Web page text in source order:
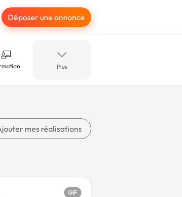
Déposer une annonce
Plus
mes réalisations
GIF